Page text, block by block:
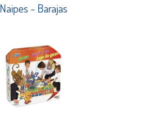
Naipes - Barajas